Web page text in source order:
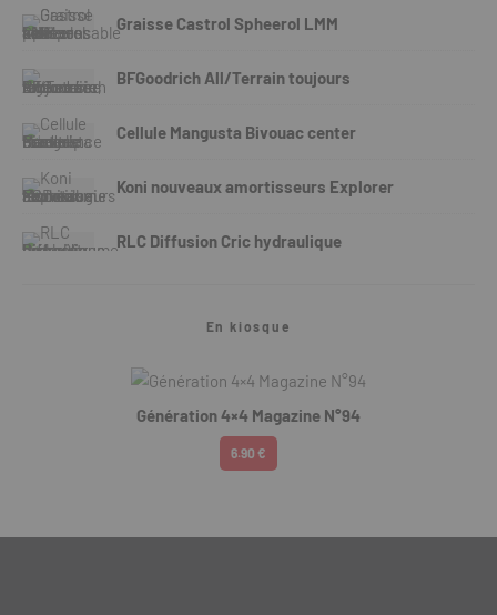
Graisse Castrol Spheerol LMM
BFGoodrich All/Terrain toujours
Cellule Mangusta Bivouac center
Koni nouveaux amortisseurs Explorer
RLC Diffusion Cric hydraulique
En kiosque
Génération 4×4 Magazine N°94
6.90 €